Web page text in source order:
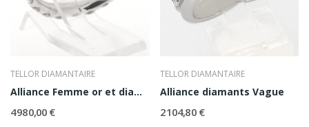
TELLOR DIAMANTAIRE
Alliance Femme or et diamants Helena
4 980,00 €
TELLOR DIAMANTAIRE
Alliance diamants Vague
2 104,80 €